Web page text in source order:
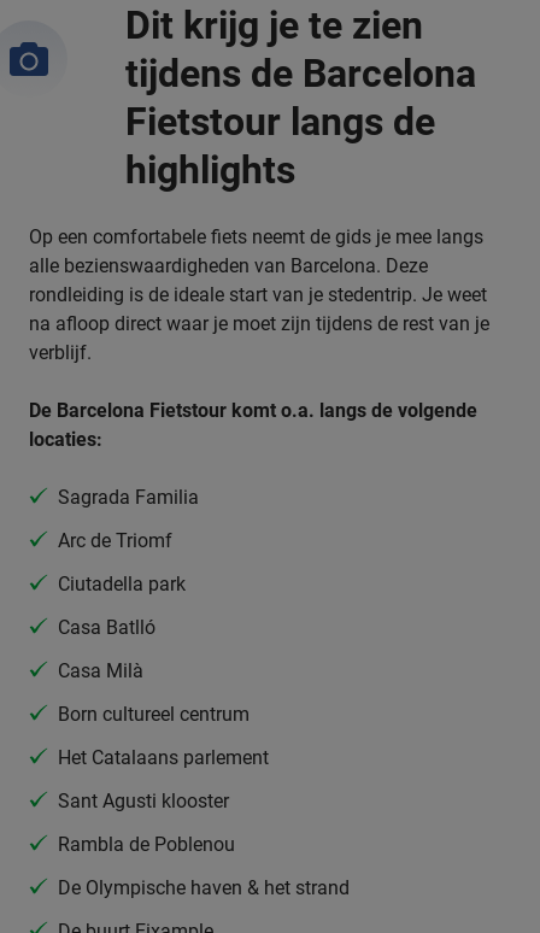
Dit krijg je te zien
tijdens de Barcelona
Fietstour langs de
highlights
Op een comfortabele fiets neemt de gids je mee langs
alle bezienswaardigheden van Barcelona. Deze
rondleiding is de ideale start van je stedentrip. Je weet
na afloop direct waar je moet zijn tijdens de rest van je
verblijf.
De Barcelona Fietstour komt o.a. langs de volgende
locaties:
Sagrada Familia
Arc de Triomf
Ciutadella park
Casa Batlló
Casa Milà
Born cultureel centrum
Het Catalaans parlement
Sant Agusti klooster
Rambla de Poblenou
De Olympische haven & het strand